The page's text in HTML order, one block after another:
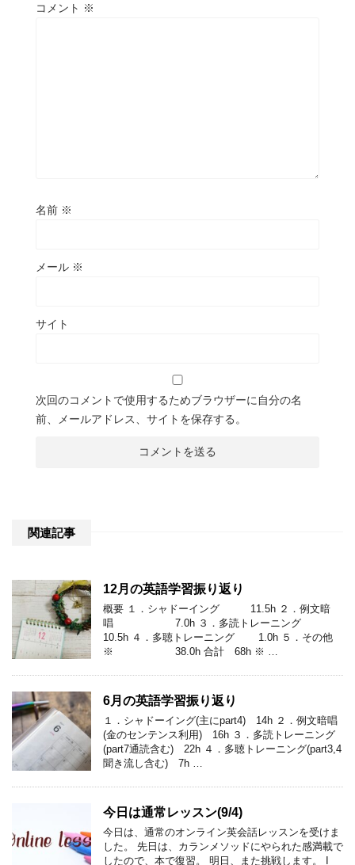
コメント ※
名前 ※
メール ※
サイト
次回のコメントで使用するためブラウザーに自分の名
前、メールアドレス、サイトを保存する。
関連記事
12月の英語学習振り返り
概要 １．シャドーイング 11.5h ２．例文暗
唱 7.0h ３．多読トレーニング
10.5h ４．多聴トレーニング 1.0h ５．その他
※ 38.0h 合計 68h ※ …
6月の英語学習振り返り
１．シャドーイング(主にpart4) 14h ２．例文暗唱
(金のセンテンス利用) 16h ３．多読トレーニング
(part7通読含む) 22h ４．多聴トレーニング(part3,4
聞き流し含む) 7h …
今日は通常レッスン(9/4)
今日は、通常のオンライン英会話レッスンを受けま
した。 先日は、カランメソッドにやられた感満載で
したので、本で復習。 明日、また挑戦します。 I